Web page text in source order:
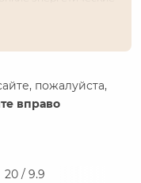
жизненной
пожалуйста,
вправо
20 / 9.9